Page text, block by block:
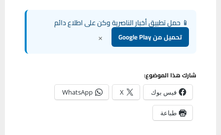
📱 حمل تطبيق أخبار الناصرية وكن على اطلاع دائم
تحميل من Google Play ×
شارك هذا الموضوع:
فيس بوك X
WhatsApp
طباعة